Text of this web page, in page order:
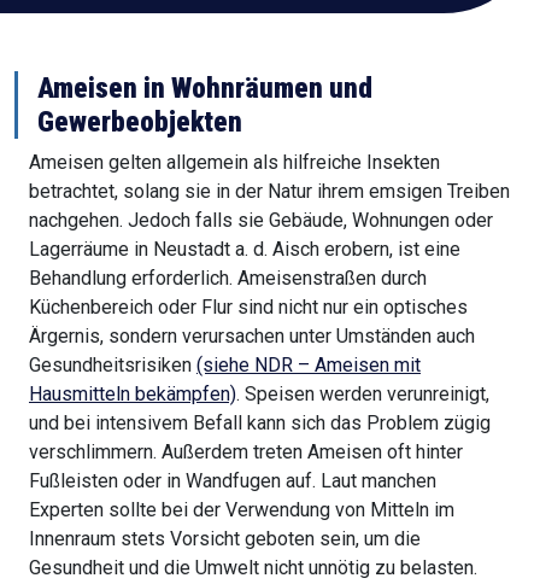
Ameisen in Wohnräumen und
Gewerbeobjekten
Ameisen gelten allgemein als hilfreiche Insekten
betrachtet, solang sie in der Natur ihrem emsigen Treiben
nachgehen. Jedoch falls sie Gebäude, Wohnungen oder
Lagerräume in Neustadt a. d. Aisch erobern, ist eine
Behandlung erforderlich. Ameisenstraßen durch
Küchenbereich oder Flur sind nicht nur ein optisches
Ärgernis, sondern verursachen unter Umständen auch
Gesundheitsrisiken (siehe NDR – Ameisen mit
Hausmitteln bekämpfen). Speisen werden verunreinigt,
und bei intensivem Befall kann sich das Problem zügig
verschlimmern. Außerdem treten Ameisen oft hinter
Fußleisten oder in Wandfugen auf. Laut manchen
Experten sollte bei der Verwendung von Mitteln im
Innenraum stets Vorsicht geboten sein, um die
Gesundheit und die Umwelt nicht unnötig zu belasten.